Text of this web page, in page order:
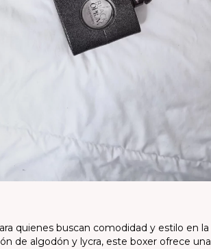
quienes buscan comodidad y estilo en la
de algodón y lycra, este boxer ofrece una